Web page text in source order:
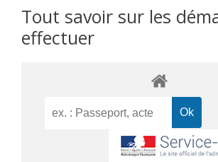
Tout savoir sur les
effectuer